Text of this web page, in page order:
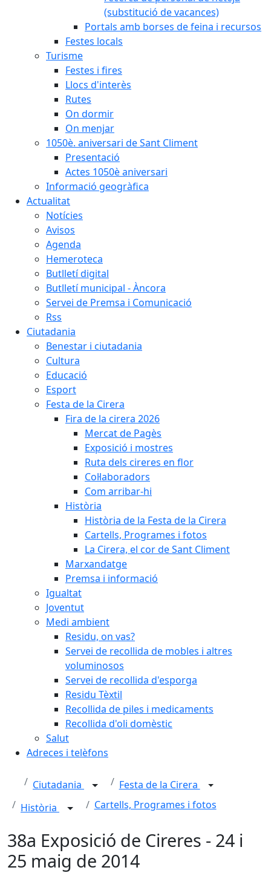
(substitució de vacances)
Portals amb borses de feina i recursos
Festes locals
Turisme
Festes i fires
Llocs d'interès
Rutes
On dormir
On menjar
1050è. aniversari de Sant Climent
Presentació
Actes 1050è aniversari
Informació geogràfica
Actualitat
Notícies
Avisos
Agenda
Hemeroteca
Butlletí digital
Butlletí municipal - Àncora
Servei de Premsa i Comunicació
Rss
Ciutadania
Benestar i ciutadania
Cultura
Educació
Esport
Festa de la Cirera
Fira de la cirera 2026
Mercat de Pagès
Exposició i mostres
Ruta dels cireres en flor
Col·laboradors
Com arribar-hi
Història
Història de la Festa de la Cirera
Cartells, Programes i fotos
La Cirera, el cor de Sant Climent
Marxandatge
Premsa i informació
Igualtat
Joventut
Medi ambient
Residu, on vas?
Servei de recollida de mobles i altres
voluminosos
Servei de recollida d'esporga
Residu Tèxtil
Recollida de piles i medicaments
Recollida d'oli domèstic
Salut
Adreces i telèfons
Ciutadania
Festa de la Cirera
Història
Cartells, Programes i fotos
38a Exposició de Cireres - 24 i
25 maig de 2014